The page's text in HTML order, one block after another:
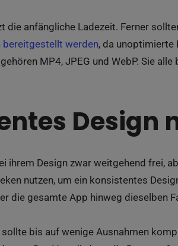
die anfängliche Ladezeit. Ferner
werden, da unoptimierte
MP4, JPEG und WebP. Sie
Design
ihrem Design zwar weitgehend frei,
nutzen, um ein konsistentes
die gesamte App hinweg dieselben
bis auf wenige Ausnahmen